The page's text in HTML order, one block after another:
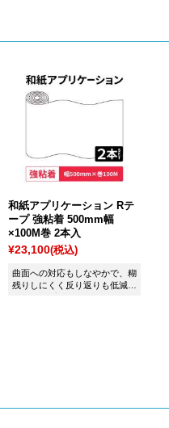
和紙アプリケーション Rテ
ープ 強粘着 500mm幅
×100M巻 2本入
¥23,100(税込)
曲面への対応もしなやかで、糊
残りしにくく反り返りも低減し